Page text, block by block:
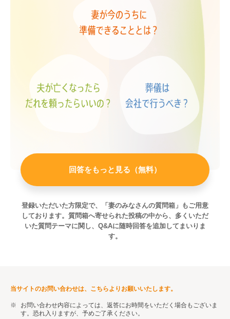
②スマートフォンについて
基本的に、データ復旧の専門家でもパスワード
消えてしまう恐れもあります。試しに3回程度
入力してみて、ダメであれば、データ復旧の専
門家に相談するとよいでしょう。
に備え、予め対処方法（パソコンやスマートフ
ォンにアクセスする手段）を話し合っておくと
回答をもっと見る（無料）
登録いただいた方限定で、「妻のみなさんの質問箱」もご用意
しております。 質問箱へ寄せられた投稿の中から、多くいただ
いた質問テーマに関し、Q&Aに随時回答を追加してまいりま
す。
当サイトのお問い合わせは、こちらよりお願いいたします。
お問い合わせ内容によっては、返答にお時間をいただく場合もございま
す。恐れ入りますが、予めご了承ください。